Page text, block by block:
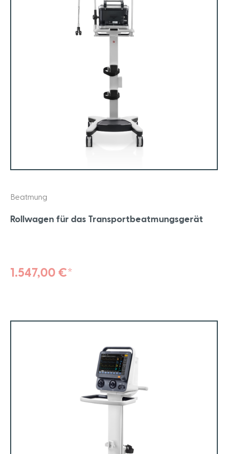
Beatmung
Rollwagen für das Transportbeatmungsgerät
1.547,00 €*